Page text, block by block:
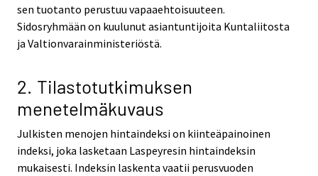
sen tuotanto perustuu vapaaehtoisuuteen.
Sidosryhmään on kuulunut asiantuntijoita Kuntaliitosta
ja Valtionvarainministeriöstä.
2. Tilastotutkimuksen
menetelmäkuvaus
Julkisten menojen hintaindeksi on kiinteäpainoinen
indeksi, joka lasketaan Laspeyresin hintaindeksin
mukaisesti. Indeksin laskenta vaatii perusvuoden